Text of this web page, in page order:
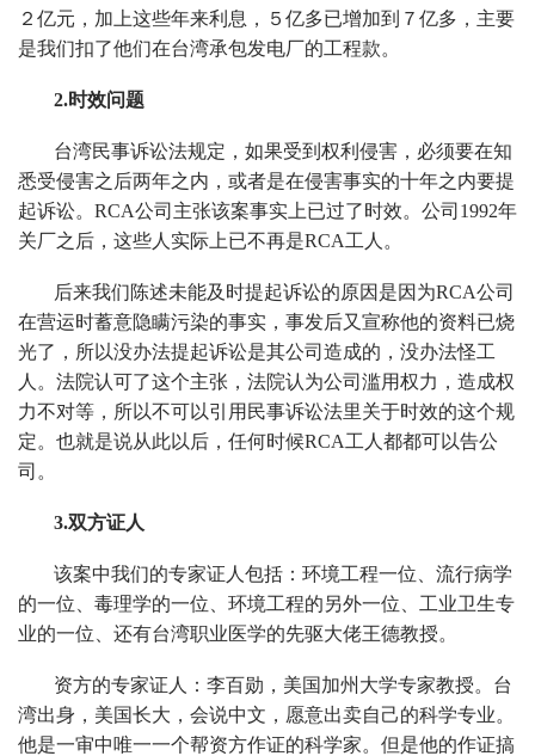
２亿元，加上这些年来利息，５亿多已增加到７亿多，主要
是我们扣了他们在台湾承包发电厂的工程款。
2.时效问题
台湾民事诉讼法规定，如果受到权利侵害，必须要在知
悉受侵害之后两年之内，或者是在侵害事实的十年之内要提
起诉讼。RCA公司主张该案事实上已过了时效。公司1992年
关厂之后，这些人实际上已不再是RCA工人。
后来我们陈述未能及时提起诉讼的原因是因为RCA公司
在营运时蓄意隐瞒污染的事实，事发后又宣称他的资料已烧
光了，所以没办法提起诉讼是其公司造成的，没办法怪工
人。法院认可了这个主张，法院认为公司滥用权力，造成权
力不对等，所以不可以引用民事诉讼法里关于时效的这个规
定。也就是说从此以后，任何时候RCA工人都都可以告公
司。
3.双方证人
该案中我们的专家证人包括：环境工程一位、流行病学
的一位、毒理学的一位、环境工程的另外一位、工业卫生专
业的一位、还有台湾职业医学的先驱大佬王德教授。
资方的专家证人：李百勋，美国加州大学专家教授。台
湾出身，美国长大，会说中文，愿意出卖自己的科学专业。
他是一审中唯一一个帮资方作证的科学家。但是他的作证搞